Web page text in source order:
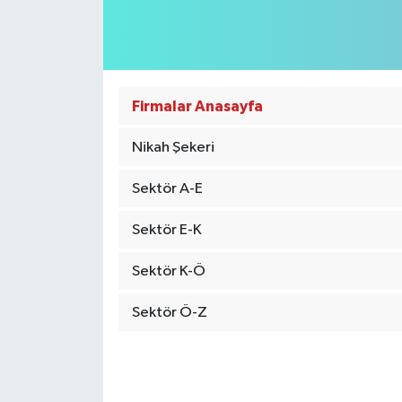
Firmalar Anasayfa
Nikah Şekeri
Sektör A-E
Sektör E-K
Sektör K-Ö
Sektör Ö-Z